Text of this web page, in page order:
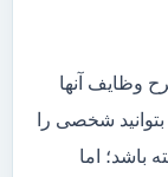
وظایف آنها
شخصی را
باشد؛ اما